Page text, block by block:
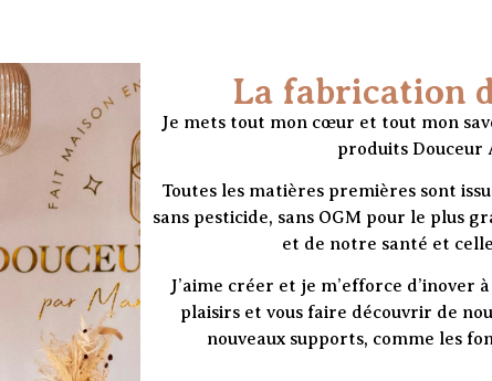
La fabrication
Je mets tout mon cœur et tout mon
produits Douceur
Toutes les matières premières sont
sans pesticide, sans OGM pour le plus
et de notre santé et
J’aime créer et je m’efforce d’inover
plaisirs et vous faire découvrir de
nouveaux supports, comme les